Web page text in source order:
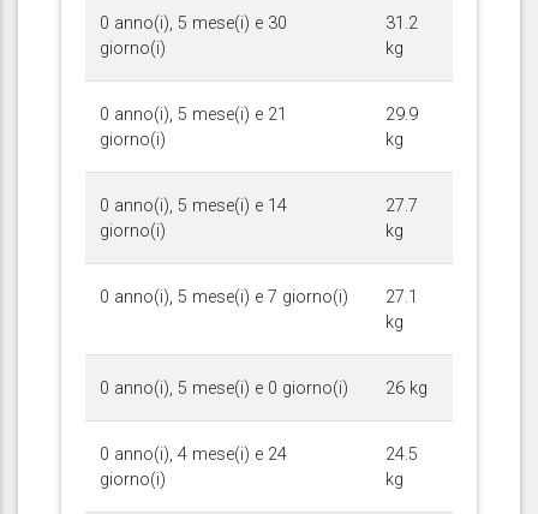
0 anno(i), 5 mese(i) e 30
giorno(i)
31.2
kg
0 anno(i), 5 mese(i) e 21
giorno(i)
29.9
kg
0 anno(i), 5 mese(i) e 14
giorno(i)
27.7
kg
0 anno(i), 5 mese(i) e 7 giorno(i)
27.1
kg
0 anno(i), 5 mese(i) e 0 giorno(i) 26 kg
0 anno(i), 4 mese(i) e 24
giorno(i)
24.5
kg